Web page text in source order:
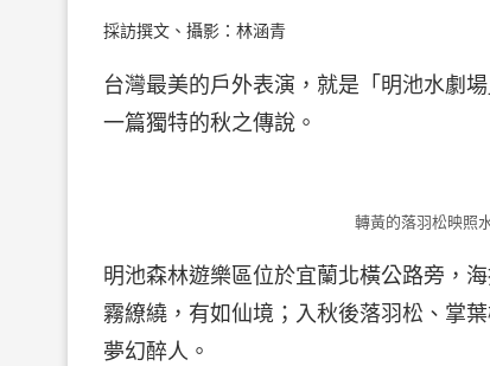
採訪撰文、攝影：林涵青
台灣最美的戶外表演，就是「明池水劇
一篇獨特的秋之傳說。
轉黃的落羽松映照
明池森林遊樂區位於宜蘭北橫公路旁，
霧繚繞，有如仙境；入秋後落羽松、掌
夢幻醉人。